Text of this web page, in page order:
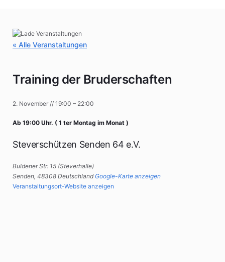
« Alle Veranstaltungen
Training der Bruderschaften
2. November // 19:00 – 22:00
Ab 19:00 Uhr. ( 1 ter Montag im Monat )
Steverschützen Senden 64 e.V.
Buldener Str. 15 (Steverhalle)
Senden, 48308 Deutschland Google-Karte anzeigen
Veranstaltungsort-Website anzeigen